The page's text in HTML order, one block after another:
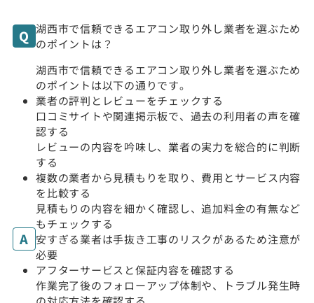
湖西市で信頼できるエアコン取り外し業者を選ぶため
のポイントは？
湖西市で信頼できるエアコン取り外し業者を選ぶため
のポイントは以下の通りです。
業者の評判とレビューをチェックする
口コミサイトや関連掲示板で、過去の利用者の声を確
認する
レビューの内容を吟味し、業者の実力を総合的に判断
する
複数の業者から見積もりを取り、費用とサービス内容
を比較する
見積もりの内容を細かく確認し、追加料金の有無など
もチェックする
安すぎる業者は手抜き工事のリスクがあるため注意が
必要
アフターサービスと保証内容を確認する
作業完了後のフォローアップ体制や、トラブル発生時